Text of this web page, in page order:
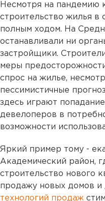
Несмотря на пандемию
строительство жилья в
полным ходом. На
останавливали ни
застройщики.
меры
спрос на жилье,
пессимистичные
здесь играют
девелоперов в
возможности
Яркий пример тому -
Академический район,
строительство нового
продажу новых домов и
технологий продаж